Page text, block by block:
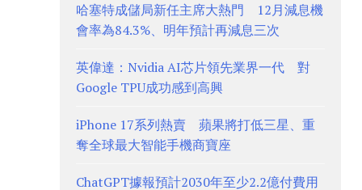
哈塞特成儲局新任主席大熱門 12月減息機
會率為84.3%、明年預計再減息三次
英偉達：Nvidia AI芯片領先業界一代 對
Google TPU成功感到高興
iPhone 17系列熱賣 蘋果將打低三星、重
奪全球最大智能手機商寶座
ChatGPT據報預計2030年至少2.2億付費用